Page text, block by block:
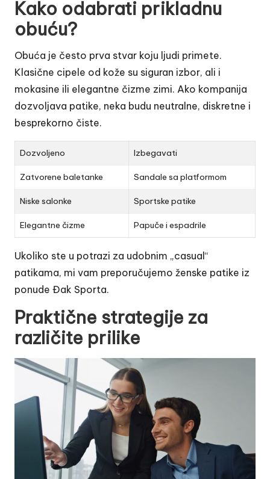
Kako odabrati prikladnu
obuću?
Obuća je često prva stvar koju ljudi primete.
Klasične cipele od kože su siguran izbor, ali i
mokasine ili elegantne čizme zimi. Ako kompanija
dozvoljava patike, neka budu neutralne, diskretne i
besprekorno čiste.
Dozvoljeno Izbegavati
Zatvorene baletanke Sandale sa platformom
Niske salonke Sportske patike
Elegantne čizme Papuče i espadrile
Ukoliko ste u potrazi za udobnim „casual“
patikama, mi vam preporučujemo ženske patike iz
ponude Đak Sporta.
Praktične strategije za
različite prilike